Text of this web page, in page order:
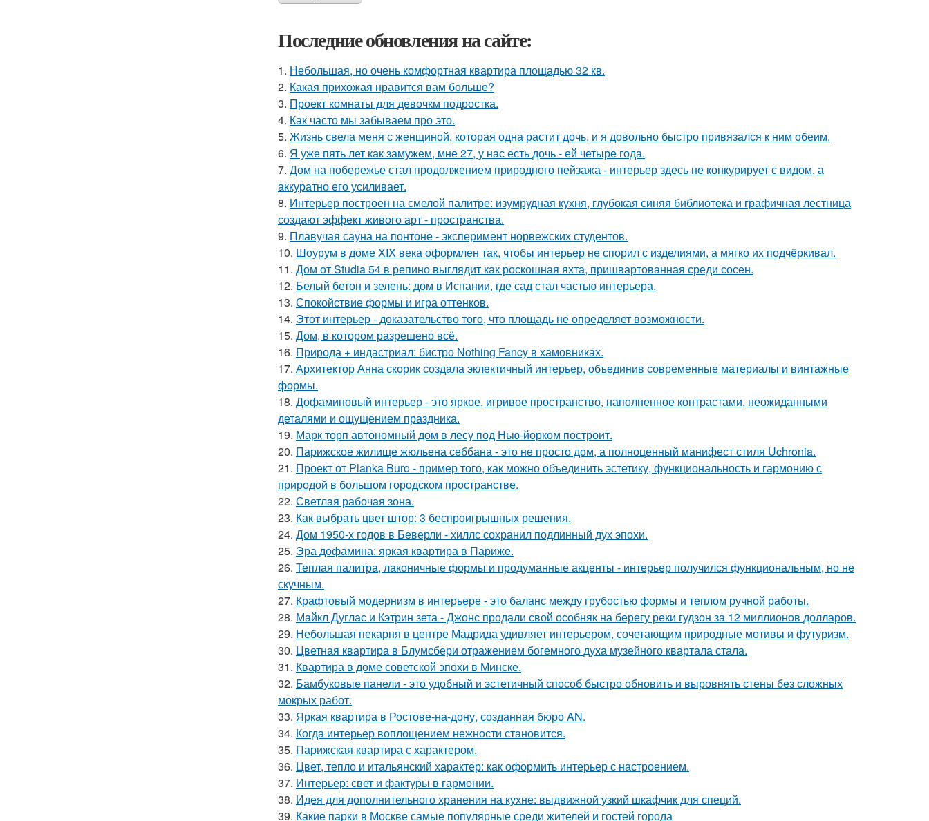
Последние обновления на сайте:
1. Небольшая, но очень комфортная квартира площадью 32 кв.
2. Какая прихожая нравится вам больше?
3. Проект комнаты для девочкм подростка.
4. Как часто мы забываем про это.
5. Жизнь свела меня с женщиной, которая одна растит дочь, и я довольно быстро привязался к ним обеим.
6. Я уже пять лет как замужем, мне 27, у нас есть дочь - ей четыре года.
7. Дом на побережье стал продолжением природного пейзажа - интерьер здесь не конкурирует с видом, а
аккуратно его усиливает.
8. Интерьер построен на смелой палитре: изумрудная кухня, глубокая синяя библиотека и графичная лестница
создают эффект живого арт - пространства.
9. Плавучая сауна на понтоне - эксперимент норвежских студентов.
10. Шоурум в доме XIX века оформлен так, чтобы интерьер не спорил с изделиями, а мягко их подчёркивал.
11. Дом от Studia 54 в репино выглядит как роскошная яхта, пришвартованная среди сосен.
12. Белый бетон и зелень: дом в Испании, где сад стал частью интерьера.
13. Спокойствие формы и игра оттенков.
14. Этот интерьер - доказательство того, что площадь не определяет возможности.
15. Дом, в котором разрешено всё.
16. Природа + индастриал: бистро Nothing Fancy в хамовниках.
17. Архитектор Анна скорик создала эклектичный интерьер, объединив современные материалы и винтажные
формы.
18. Дофаминовый интерьер - это яркое, игривое пространство, наполненное контрастами, неожиданными
деталями и ощущением праздника.
19. Марк торп автономный дом в лесу под Нью-йорком построит.
20. Парижское жилище жюльена себбана - это не просто дом, а полноценный манифест стиля Uchronia.
21. Проект от Planka Buro - пример того, как можно объединить эстетику, функциональность и гармонию с
природой в большом городском пространстве.
22. Светлая рабочая зона.
23. Как выбрать цвет штор: 3 беспроигрышных решения.
24. Дом 1950-х годов в Беверли - хиллс сохранил подлинный дух эпохи.
25. Эра дофамина: яркая квартира в Париже.
26. Теплая палитра, лаконичные формы и продуманные акценты - интерьер получился функциональным, но не
скучным.
27. Крафтовый модернизм в интерьере - это баланс между грубостью формы и теплом ручной работы.
28. Майкл Дуглас и Кэтрин зета - Джонс продали свой особняк на берегу реки гудзон за 12 миллионов долларов.
29. Небольшая пекарня в центре Мадрида удивляет интерьером, сочетающим природные мотивы и футуризм.
30. Цветная квартира в Блумсбери отражением богемного духа музейного квартала стала.
31. Квартира в доме советской эпохи в Минске.
32. Бамбуковые панели - это удобный и эстетичный способ быстро обновить и выровнять стены без сложных
мокрых работ.
33. Яркая квартира в Ростове-на-дону, созданная бюро AN.
34. Когда интерьер воплощением нежности становится.
35. Парижская квартира с характером.
36. Цвет, тепло и итальянский характер: как оформить интерьер с настроением.
37. Интерьер: свет и фактуры в гармонии.
38. Идея для дополнительного хранения на кухне: выдвижной узкий шкафчик для специй.
39. Какие парки в Москве самые популярные среди жителей и гостей города